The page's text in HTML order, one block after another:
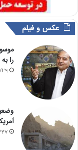
عکس و فیلم
را
27